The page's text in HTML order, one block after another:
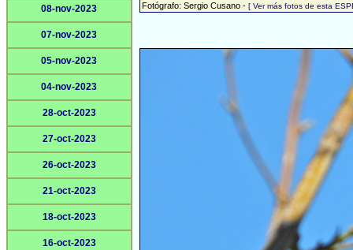
08-nov-2023
07-nov-2023
05-nov-2023
04-nov-2023
28-oct-2023
27-oct-2023
26-oct-2023
21-oct-2023
18-oct-2023
16-oct-2023
Fotógrafo: Sergio Cusano - [ Ver más fotos de esta